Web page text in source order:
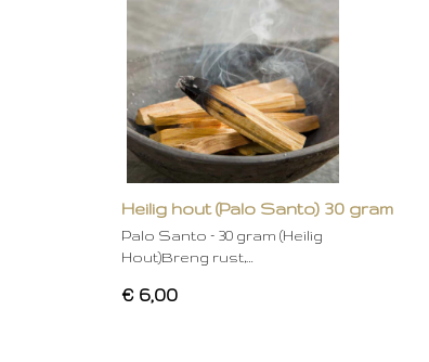
Heilig hout (Palo Santo) 30 gram
Palo Santo – 30 gram (Heilig
Hout)Breng rust,…
€ 6,00